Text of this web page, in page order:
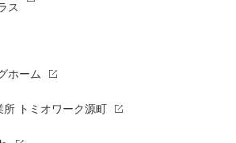
ス
ホーム
トミオワーク源町